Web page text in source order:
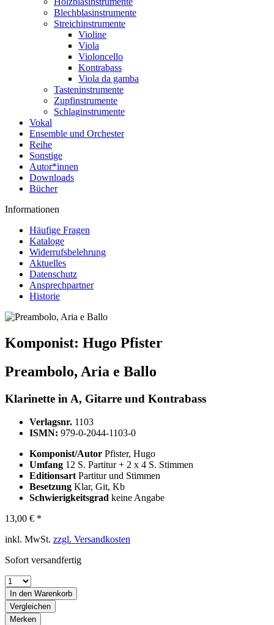
Blechblasinstrumente
Streichinstrumente
Violine
Viola
Violoncello
Kontrabass
Viola da gamba
Tasteninstrumente
Zupfinstrumente
Schlaginstrumente
Vokal
Ensemble und Orchester
Reihe
Sonstige
Autor*innen
Downloads
Bücher
Informationen
Häufige Fragen
Kataloge
Widerrufsbelehrung
Aktuelles
Datenschutz
Ansprechpartner
Historie
Komponist: Hugo Pfister
Preambolo, Aria e Ballo
Klarinette in A, Gitarre und Kontrabass
Verlagsnr. 1103
ISMN: 979-0-2044-1103-0
Komponist/Autor Pfister, Hugo
Umfang 12 S. Partitur + 2 x 4 S. Stimmen
EditionsartPartitur und Stimmen
Besetzung Klar, Git, Kb
Schwierigkeitsgrad keine Angabe
13,00 € *
inkl. MwSt. zzgl. Versandkosten
Sofort versandfertig
In den Warenkorb
Vergleichen
Merken